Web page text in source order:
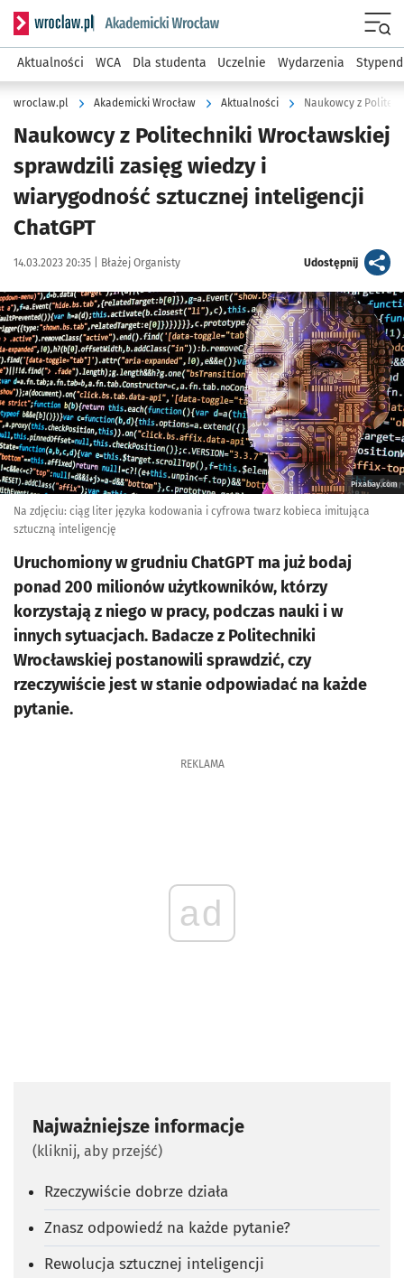
Serwis informacyjny wroclaw.pl podserwis: Akademicki
Aktualności WCA Dla studenta Uczelnie Wydarzenia
wroclaw.pl Akademicki Wrocław Aktualności
Naukowcy z Politechniki Wrocławskiej
sprawdzili zasięg wiedzy i
wiarygodność sztucznej inteligencji
ChatGPT
Data publikacji:
14.03.2023 20:35 | Autor:
Błażej Organisty Udostępnijartykuł
Kliknij, aby powiększyć
Pixabay.com
Na zdjęciu: ciąg liter języka kodowania i cyfrowa twarz kobieca imitująca
sztuczną inteligencję
Uruchomiony w grudniu ChatGPT ma już bodaj
ponad 200 milionów użytkowników, którzy
korzystają z niego w pracy, podczas nauki i w
innych sytuacjach. Badacze z Politechniki
Wrocławskiej postanowili sprawdzić, czy
rzeczywiście jest w stanie odpowiadać na każde
pytanie.
REKLAMA
ad
Najważniejsze informacje
(kliknij, aby przejść)
Rzeczywiście dobrze działa
Znasz odpowiedź na każde pytanie?
Rewolucja sztucznej inteligencji